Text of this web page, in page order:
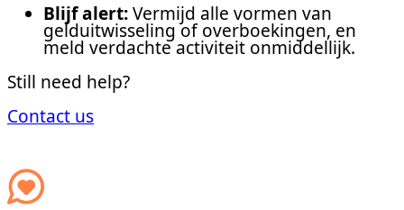
Blijf alert:Vermijd alle vormen van
gelduitwisseling of overboekingen, en
meld verdachte activiteit onmiddellijk.
Still need help?
Contact us